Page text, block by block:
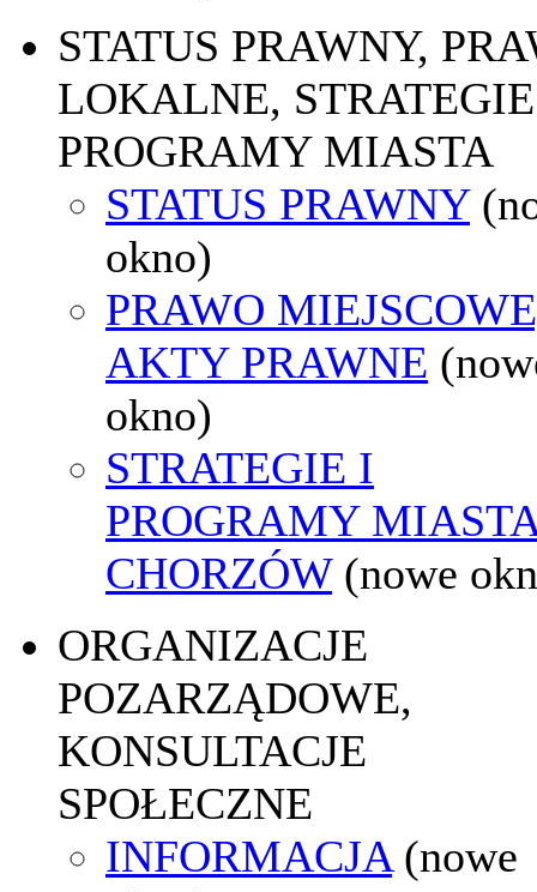
STATUS PRAWNY,
LOKALNE,
PROGRAMY MIASTA
STATUS PRAWNY
okno)
PRAWO
AKTY PRAWNE
okno)
STRATEGIE I
PROGRAMY
CHORZÓW (nowe
ORGANIZACJE
POZARZĄDOWE,
KONSULTACJE
SPOŁECZNE
INFORMACJA (nowe